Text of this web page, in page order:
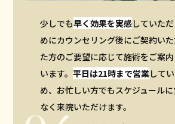
少しでも早く効果を実感していた
めにカウンセリング後にご契約い
た方のご要望に応じて施術をご案
います。平日は21時まで営業して
め、お忙しい方でもスケジュール
なく来院いただけます。